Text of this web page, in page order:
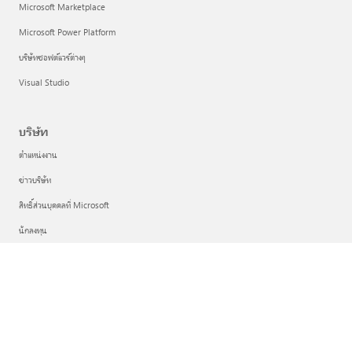
Microsoft Marketplace
Microsoft Power Platform
บริษัทซอฟต์แวร์ต่างๆ
Visual Studio
บริษัท
ตำแหน่งงาน
ข่าวบริษัท
สิทธิ์ส่วนบุคคลที่ Microsoft
นักลงทุน